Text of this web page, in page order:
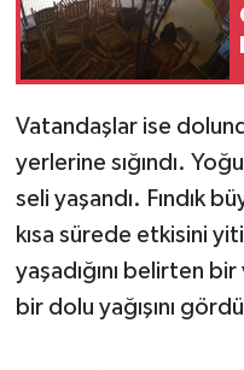
Vatandaşlar ise
yerlerine sığındı.
seli yaşandı. Fındık
kısa sürede etkisini
yaşadığını belirten
bir dolu yağışını